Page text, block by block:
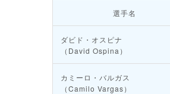
選手名
ダビド・オスピナ
（David Ospina）
カミーロ・バルガス
（Camilo Vargas）